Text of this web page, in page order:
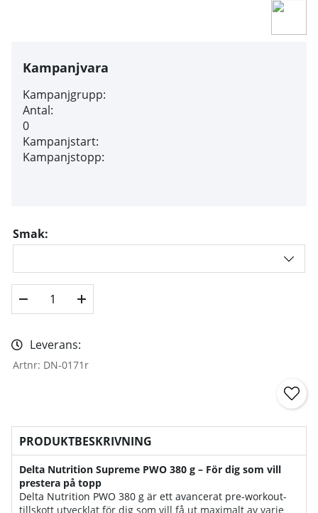
Kampanjvara
Kampanjgrupp:
Antal:
0
Kampanjstart:
Kampanjstopp:
Smak:
Leverans:
Artnr: DN-0171r
PRODUKTBESKRIVNING
Delta Nutrition Supreme PWO 380 g – För dig som vill
prestera på topp
Delta Nutrition PWO 380 g är ett avancerat pre-workout-
tillskott utvecklat för dig som vill få ut maximalt av varje